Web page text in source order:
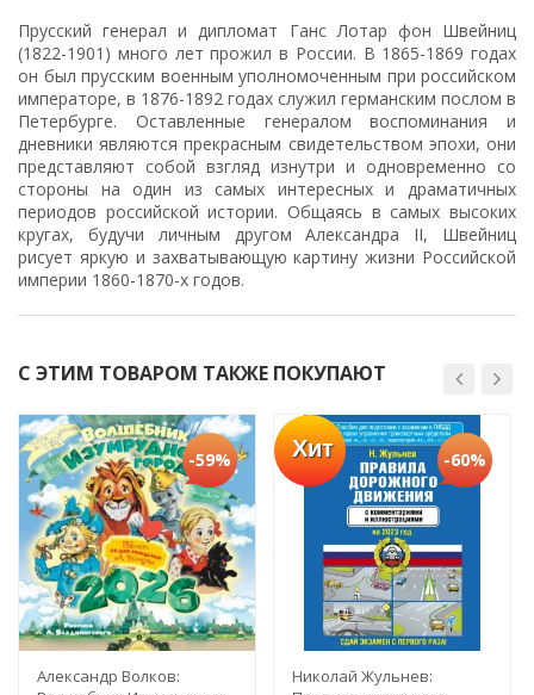
Прусский генерал и дипломат Ганс Лотар фон Швейниц
(1822-1901) много лет прожил в России. В 1865-1869 годах
он был прусским военным уполномоченным при российском
императоре, в 1876-1892 годах служил германским послом в
Петербурге. Оставленные генералом воспоминания и
дневники являются прекрасным свидетельством эпохи, они
представляют собой взгляд изнутри и одновременно со
стороны на один из самых интересных и драматичных
периодов российской истории. Общаясь в самых высоких
кругах, будучи личным другом Александра II, Швейниц
рисует яркую и захватывающую картину жизни Российской
империи 1860-1870-х годов.
С ЭТИМ ТОВАРОМ ТАКЖЕ ПОКУПАЮТ
-59%
Александр Волков:
Хит -60%
Николай Жульнев: